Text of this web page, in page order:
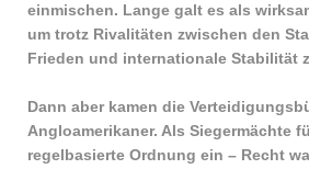
einmischen. Lange galt es als
um trotz Rivalitäten zwischen den
Frieden und internationale Stabilität
Dann aber kamen die
Anglo­amerikaner. Als Siegermächte
regelbasierte Ordnung ein – Recht